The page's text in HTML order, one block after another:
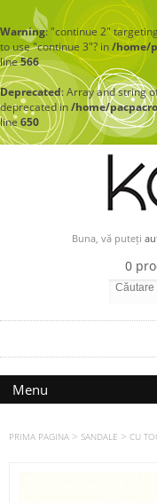
Warning: "continue 2"
to use "continue 3"? in/home/
line566
Deprecated: Array and string
deprecated in/home/
line650
Buna, vă puteți
0
Menu
PRIMA PAGINA > SANDALE > CU